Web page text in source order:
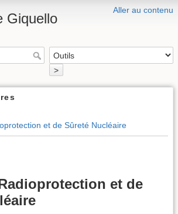
Aller au contenu
Giquello
>
et de Sûreté Nucléaire
et de